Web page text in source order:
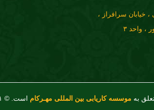
، خیابان سرافراز ،
به موسسه کاریابی بین المللی مهـرکام است. © ۱۴۰۱